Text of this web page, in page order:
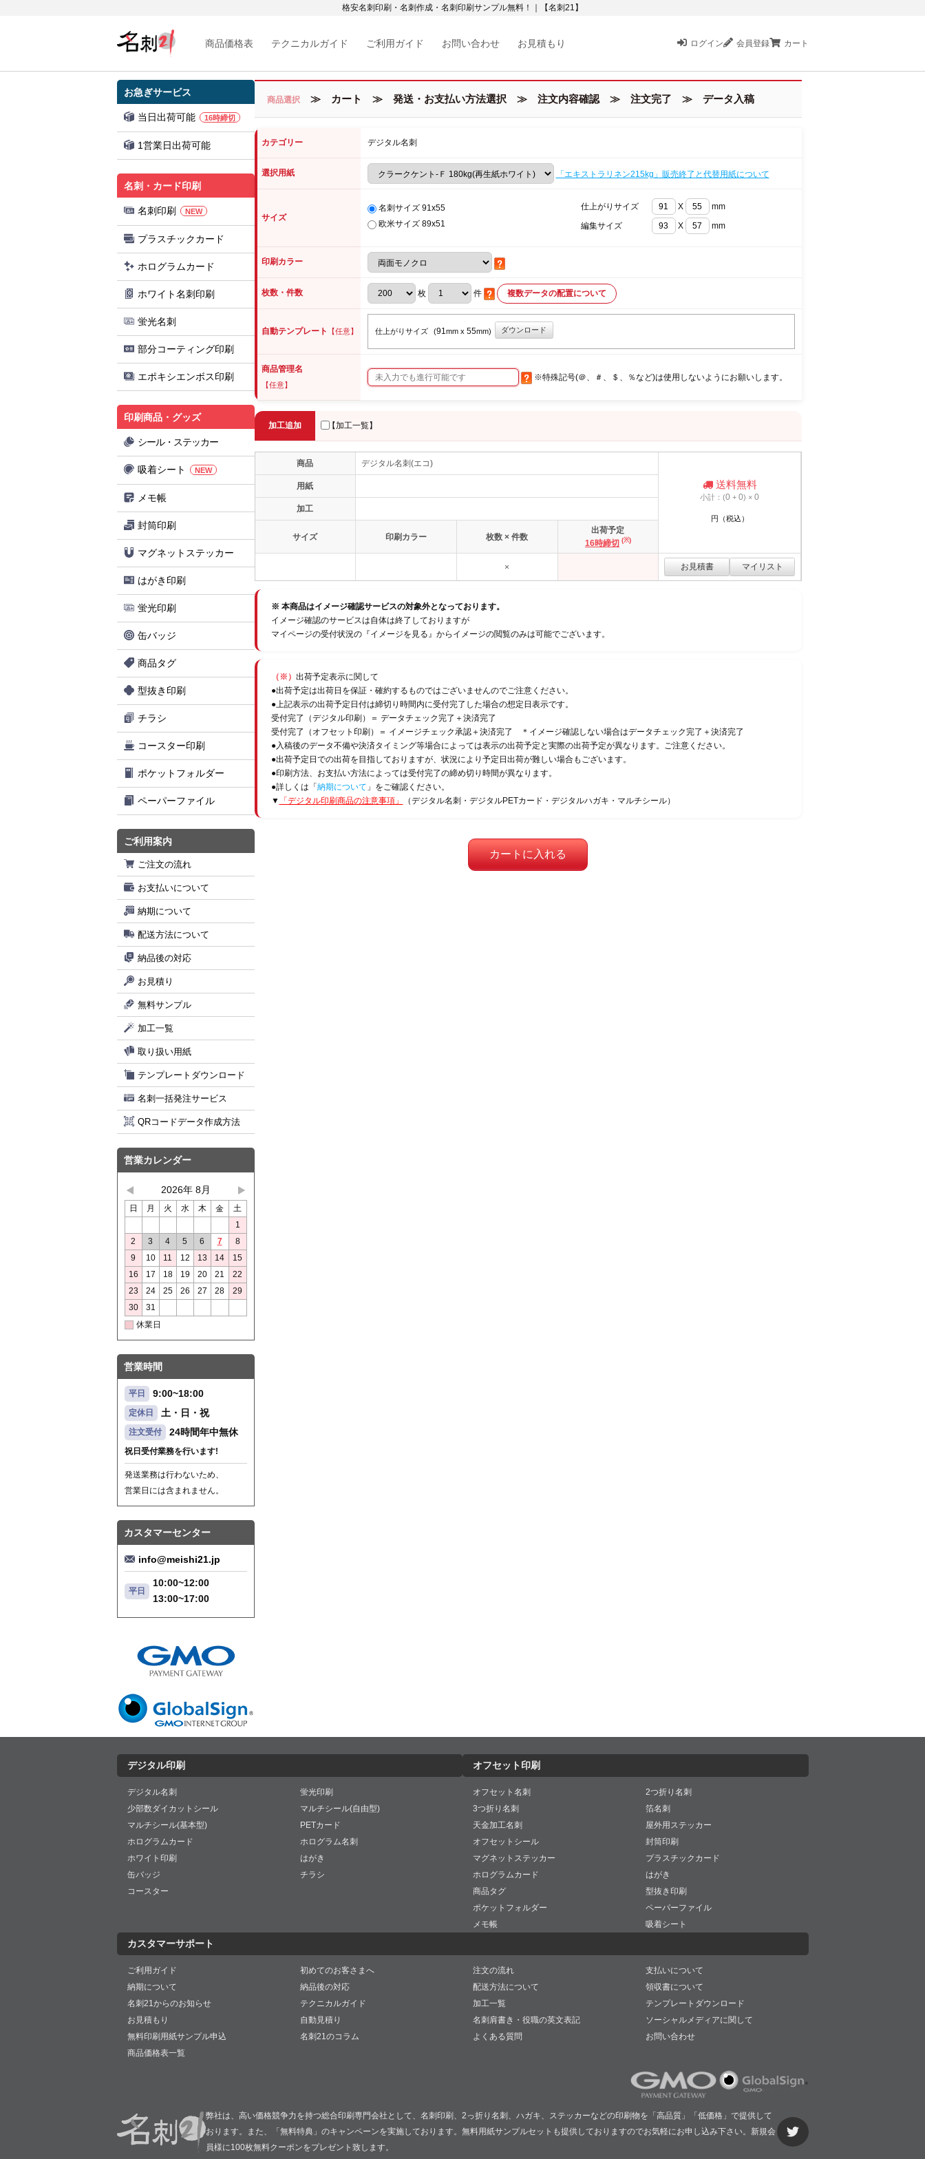
格安名刺印刷・名刺作成・名刺印刷サンプル無料！｜【名刺21】
商品価格表 テクニカルガイド ご利用ガイド お問い合わせ お見積もり ログイン 会員登録 カート
お急ぎサービス
当日出荷可能 16時締切
1営業日出荷可能
名刺・カード印刷
名刺印刷 NEW
プラスチックカード
ホログラムカード
ホワイト名刺印刷
蛍光名刺
部分コーティング印刷
エポキシエンボス印刷
印刷商品・グッズ
シール・ステッカー
吸着シート NEW
メモ帳
封筒印刷
マグネットステッカー
はがき印刷
蛍光印刷
缶バッジ
商品タグ
型抜き印刷
チラシ
コースター印刷
ポケットフォルダー
ペーパーファイル
ご利用案内
ご注文の流れ
お支払いについて
納期について
配送方法について
納品後の対応
お見積り
無料サンプル
加工一覧
取り扱い用紙
テンプレートダウンロード
名刺一括発注サービス
QRコードデータ作成方法
営業カレンダー
2026年 8月
日 月 火 水 木 金
土
1
2
3 4 5 6 7
8
9
10 11 12 13 14
15
16
17 18 19 20 21
22
23
24 25 26 27 28
29
30
31
休業日
営業時間
平日 9:00~18:00
定休日 土・日・祝
注文受付 24時間年中無休
祝日受付業務を行います!
発送業務は行わないため、
営業日には含まれません。
カスタマーセンター
info@meishi21.jp
平日
10:00~12:00
13:00~17:00
商品選択 ≫ カート ≫ 発送・お支払い方法選択 ≫ 注文内容確認 ≫ 注文完了 ≫ データ入稿
カテゴリー デジタル名刺
選択用紙 「エキストラリネン215kg」販売終了と代替用紙について
サイズ
名刺サイズ 91x55
欧米サイズ 89x51
仕上がりサイズ X
mm
編集サイズ
X mm
印刷カラー
枚数・件数 枚 件 複数データの配置について
自動テンプレート 【任意】 仕上がりサイズ (91mm x 55mm) ダウンロード
商品管理名
【任意】
※特殊記号(＠、＃、＄、％など)は使用しないようにお願いします。
加工追加 【加工一覧】
商品 デジタル名刺(エコ)
用紙
加工
サイズ 印刷カラー 枚数 × 件数
出荷予定
16時締切 (※)
×
送料無料
小計：(0 +0) ×0
円（税込）
※ 本商品はイメージ確認サービスの対象外となっております。
イメージ確認のサービスは自体は終了しておりますが
マイページの受付状況の『イメージを見る』からイメージの閲覧のみは可能でございます。
（※） 出荷予定表示に関して
●出荷予定は出荷日を保証・確約するものではございませんのでご注意ください。
●上記表示の出荷予定日付は締切り時間内に受付完了した場合の想定日表示です。
受付完了（デジタル印刷）＝ データチェック完了＋決済完了
受付完了（オフセット印刷）＝ イメージチェック承認＋決済完了 ＊イメージ確認しない場合はデータチェック完了＋決済完了
●入稿後のデータ不備や決済タイミング等場合によっては表示の出荷予定と実際の出荷予定が異なります。ご注意ください。
●出荷予定日での出荷を目指しておりますが、状況により予定日出荷が難しい場合もございます。
●印刷方法、お支払い方法によっては受付完了の締め切り時間が異なります。
●詳しくは「 納期について 」をご確認ください。
▼
「デジタル印刷商品の注意事項」 （デジタル名刺・デジタルPETカード・デジタルハガキ・マルチシール）
デジタル印刷
デジタル名刺
蛍光印刷
少部数ダイカットシール
マルチシール(自由型)
マルチシール(基本型)
PETカード
ホログラムカード
ホログラム名刺
ホワイト印刷
はがき
缶バッジ
チラシ
コースター
オフセット印刷
オフセット名刺
2つ折り名刺
3つ折り名刺
箔名刺
天金加工名刺
屋外用ステッカー
オフセットシール
封筒印刷
マグネットステッカー
プラスチックカード
ホログラムカード
はがき
商品タグ
型抜き印刷
ポケットフォルダー
ペーパーファイル
メモ帳
吸着シート
カスタマーサポート
ご利用ガイド 初めてのお客さまへ 注文の流れ
支払いについて
納期について
納品後の対応 配送方法について
領収書について
名刺21からのお知らせ
テクニカルガイド 加工一覧
テンプレートダウンロード
お見積もり
自動見積り 名刺肩書き・役職の英文表記
ソーシャルメディアに関して
無料印刷用紙サンプル申込
名刺21のコラム よくある質問
お問い合わせ
商品価格表一覧
弊社は、高い価格競争力を持つ総合印刷専門会社として、名刺印刷、2っ折り名刺、ハガキ、ステッカーなどの印刷物を「高品質」「低価格」で提供して
おります。また、「無料特典」のキャンペーンを実施しております。無料用紙サンプルセットも提供しておりますのでお気軽にお申し込み下さい。新規会
員様に100枚無料クーポンをプレゼント致します。